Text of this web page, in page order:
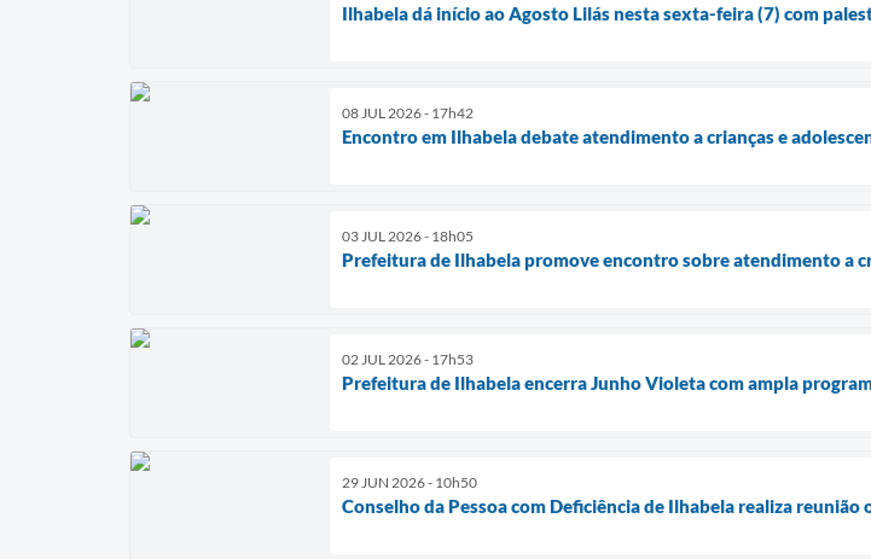
Ilhabela dá início ao Agosto Lilás nesta sexta-feira (7) com
08 JUL 2026 - 17h42
Encontro em Ilhabela debate atendimento a crianças e
03 JUL 2026 - 18h05
Prefeitura de Ilhabela promove encontro sobre atendimento a
02 JUL 2026 - 17h53
Prefeitura de Ilhabela encerra Junho Violeta com ampla
29 JUN 2026 - 10h50
Conselho da Pessoa com Deficiência de Ilhabela realiza